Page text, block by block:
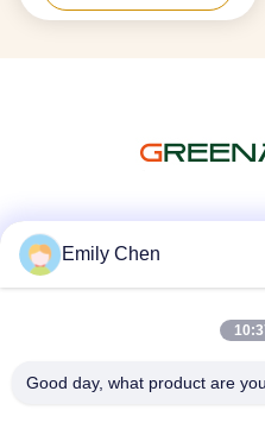
Emily Chen
Good day, what product are